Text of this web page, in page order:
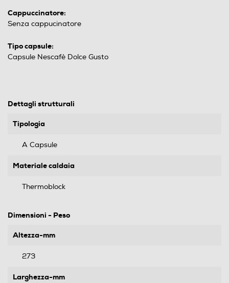
Cappuccinatore:
Senza cappucinatore
Tipo capsule:
Capsule Nescafè Dolce Gusto
Dettagli strutturali
Tipologia
A Capsule
Materiale caldaia
Thermoblock
Dimensioni - Peso
Altezza-mm
273
Larghezza-mm